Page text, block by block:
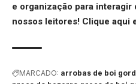
e organização para interagir
nossos leitores! Clique aqui
MARCADO: arrobas de boi